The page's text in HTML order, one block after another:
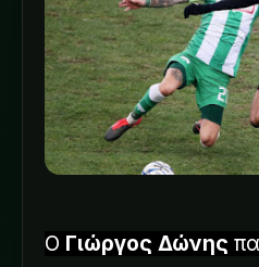
Ο Γιώργος Δώνης